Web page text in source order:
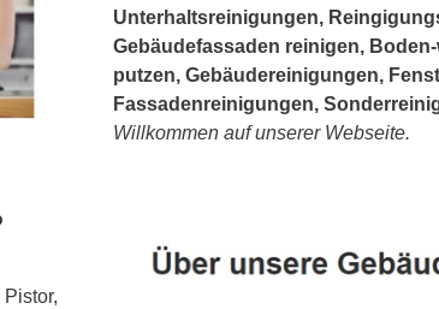
Unterhaltsreinigungen,
Gebäudefassaden reinigen,
putzen, Gebäudereinigungen,
Fassadenreinigungen,
Willkommen auf unserer Webseite.